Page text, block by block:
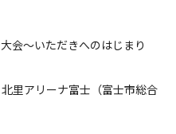
会～いただきへのはじまり
里アリーナ富士（富士市総合